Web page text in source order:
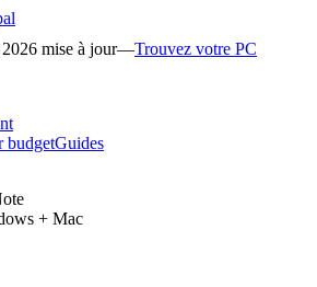
mise à jour—Trouvez votre PC
budgetGuides
+ Mac